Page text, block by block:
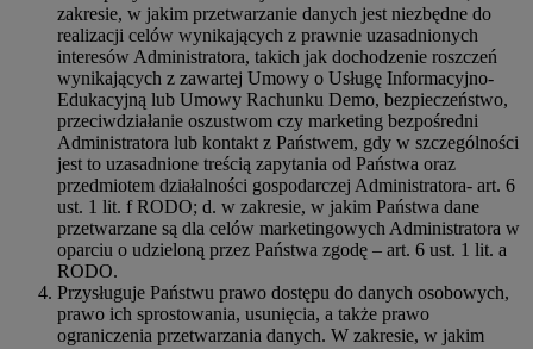
zakresie, w jakim przetwarzanie danych jest niezbędne do
realizacji celów wynikających z prawnie uzasadnionych
interesów Administratora, takich jak dochodzenie roszczeń
wynikających z zawartej Umowy o Usługę Informacyjno-
Edukacyjną lub Umowy Rachunku Demo, bezpieczeństwo,
przeciwdziałanie oszustwom czy marketing bezpośredni
Administratora lub kontakt z Państwem, gdy w szczególności
jest to uzasadnione treścią zapytania od Państwa oraz
przedmiotem działalności gospodarczej Administratora- art. 6
ust. 1 lit. f RODO; d. w zakresie, w jakim Państwa dane
przetwarzane są dla celów marketingowych Administratora w
oparciu o udzieloną przez Państwa zgodę – art. 6 ust. 1 lit. a
RODO.
Przysługuje Państwu prawo dostępu do danych osobowych,
prawo ich sprostowania, usunięcia, a także prawo
ograniczenia przetwarzania danych. W zakresie, w jakim